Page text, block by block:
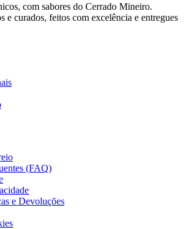
com sabores do Cerrado Mineiro.
e curados, feitos com excelência e entregues
(FAQ)
e Devoluções